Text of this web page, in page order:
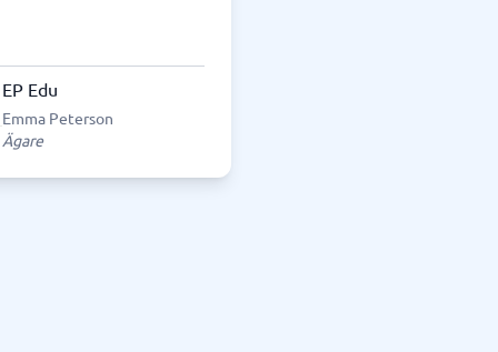
EP Edu
Emma Peterson
Ägare